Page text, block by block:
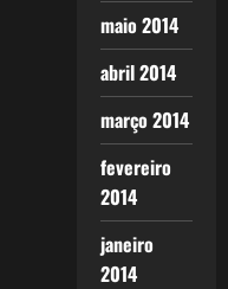
maio 2014
abril 2014
março 2014
fevereiro
2014
janeiro
2014